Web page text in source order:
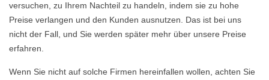
versuchen, zu Ihrem Nachteil zu handeln, indem sie zu hohe
Preise verlangen und den Kunden ausnutzen. Das ist bei uns
nicht der Fall, und Sie werden später mehr über unsere Preise
erfahren.
Wenn Sie nicht auf solche Firmen hereinfallen wollen, achten Sie